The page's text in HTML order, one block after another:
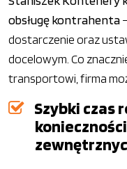
obsługę kontrahenta
dostarczenie oraz
docelowym. Co
transportowi, firma
Szybki czas